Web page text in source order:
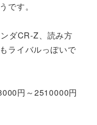
です。
ダCR-Z、読み方
ライバルっぽいで
円～2510000円